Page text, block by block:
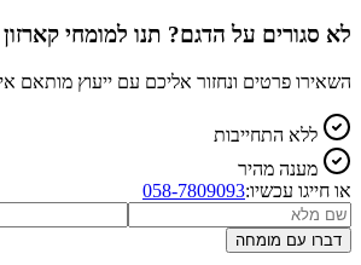
לא סגורים על הדגם? תנו למומחי קארזון
השאירו פרטים ונחזור אליכם עם ייעוץ מותאם
ללא התחייבות
מענה מהיר
או חייגו עכשיו:058-7809093
דברו עם מומחה